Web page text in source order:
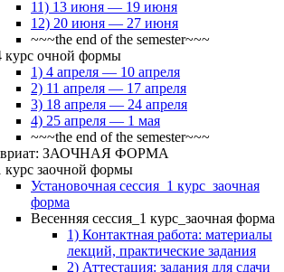
11) 13 июня — 19 июня
12) 20 июня — 27 июня
~~~the end of the semester~~~
курс очной формы
1) 4 апреля — 10 апреля
2) 11 апреля — 17 апреля
3) 18 апреля — 24 апреля
4) 25 апреля — 1 мая
~~~the end of the semester~~~
ЗАОЧНАЯ ФОРМА
курс заочной формы
Установочная сессия_1 курс_заочная
форма
Весенняя сессия_1 курс_заочная форма
1) Контактная работа: материалы
лекций, практические задания
2) Аттестация: задания для сдачи